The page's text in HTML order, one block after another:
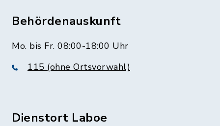
Behördenauskunft
Mo. bis Fr. 08:00-18:00 Uhr
115 (ohne Ortsvorwahl)
Dienstort Laboe